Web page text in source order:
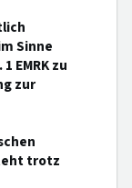
Sinne
1 EMRK zu
zur
trotz